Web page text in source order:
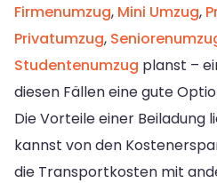
Firmenumzug, Mini Umzug,
Privatumzug,
Studentenumzug planst –
diesen Fällen eine gute
Die Vorteile einer Beiladung
kannst von den
die Transportkosten mit